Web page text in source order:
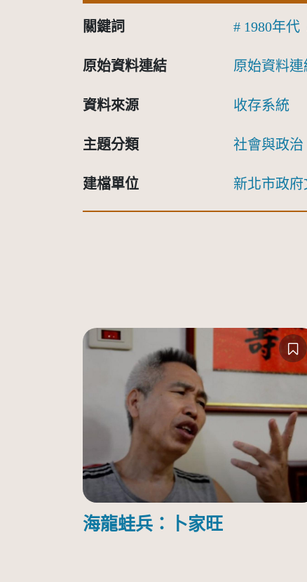
關鍵詞 1980年代
原始資料連結 原始資料連
資料來源 收存系統
主題分類 社會與政治
建檔單位 新北市政府
海龍蛙兵：卜家旺